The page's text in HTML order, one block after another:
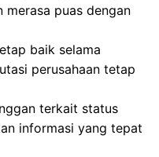
puas dengan
baik selama
perusahaan tetap
terkait status
informasi yang tepat